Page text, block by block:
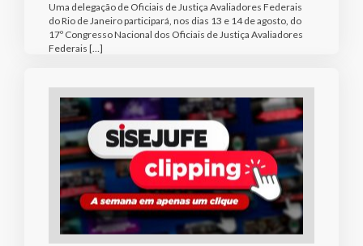
Uma delegação de Oficiais de Justiça Avaliadores Federais
do Rio de Janeiro participará, nos dias 13 e 14 de agosto, do
17º Congresso Nacional dos Oficiais de Justiça Avaliadores
Federais […]